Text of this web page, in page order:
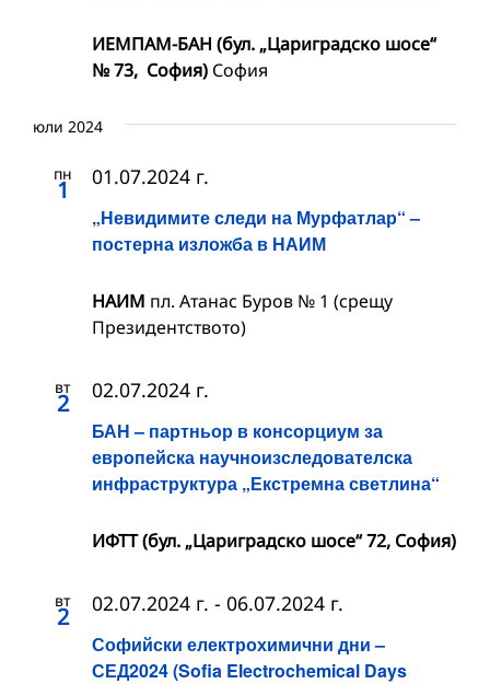
ИЕМПАМ-БАН (бул. „Цариградско шосе“
№ 73, София) София
юли 2024
пн
1
„Невидимите следи на Мурфатлар“ –
постерна изложба в НАИМ
01.07.2024 г.
НАИМ пл. Атанас Буров № 1 (срещу
Президентството)
вт
2
БАН – партньор в консорциум за
европейска научноизследователска
инфраструктура „Екстремна светлина“
02.07.2024 г.
ИФТТ (бул. „Цариградско шосе“ 72, София)
вт
2
Софийски електрохимични дни –
СЕД2024 (Sofia Electrochemical Days
02.07.2024 г. - 06.07.2024 г.